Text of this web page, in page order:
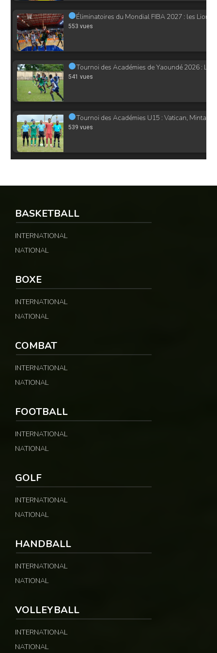
Tournoi des Académies de Yaoundé 2026 : Le
Tournoi des Académies U15 : Vatican,
Tournoi des Académies de Yaoundé 2026 :
500 vues
Coupe du monde 2026 : la sénatrice
BASKETBALL
INTERNATIONAL
NATIONAL
BOXE
INTERNATIONAL
NATIONAL
COMBAT
INTERNATIONAL
NATIONAL
FOOTBALL
INTERNATIONAL
NATIONAL
GOLF
INTERNATIONAL
NATIONAL
HANDBALL
INTERNATIONAL
NATIONAL
VOLLEYBALL
INTERNATIONAL
NATIONAL